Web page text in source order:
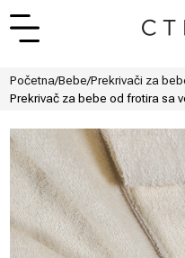
Početna/Bebe/Prekrivači za
Prekrivač za bebe od frotira sa